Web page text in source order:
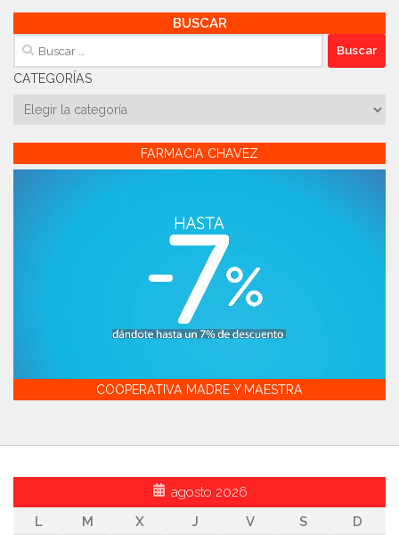
BUSCAR
Buscar:
CATEGORÍAS
Categorías
FARMACIA CHAVEZ
COOPERATIVA MADRE Y MAESTRA
agosto 2026
L
M X J V S
D